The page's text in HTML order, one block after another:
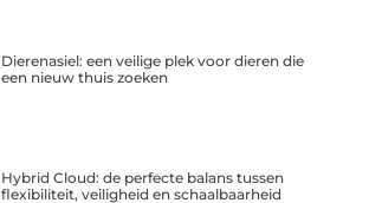
Dierenasiel: een veilige plek voor dieren die
een nieuw thuis zoeken
Hybrid Cloud: de perfecte balans tussen
flexibiliteit, veiligheid en schaalbaarheid